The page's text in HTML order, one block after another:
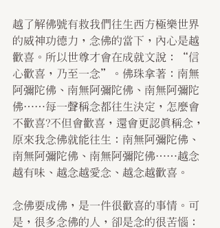
越了解佛號有救我們往生西方極樂世界
的威神功德力，念佛的當下，內心是越
歡喜。所以世尊才會在成就文說：“信
心歡喜，乃至一念”。佛珠拿著：南無
阿彌陀佛、南無阿彌陀佛、南無阿彌陀
佛……每一聲稱念都往生決定，怎麼會
不歡喜?不但會歡喜，還會更認真稱念，
原來我念佛就能往生：南無阿彌陀佛、
南無阿彌陀佛、南無阿彌陀佛……越念
越有味、越念越愛念、越念越歡喜。
念佛要成佛，是一件很歡喜的事情。可
是，很多念佛的人，卻是念的很苦惱：